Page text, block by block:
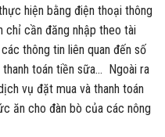
hiện bằng điện thoại thông
chỉ cần đăng nhập theo tài
thông tin liên quan đến số
toán tiền sữa… Ngoài ra
vụ đặt mua và thanh toán
ăn cho đàn bò của các nông